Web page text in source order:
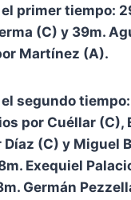
primer tiempo:
(C) y 39m.
Martínez (A).
segundo
por Cuéllar (C),
Díaz (C) y Miguel
Exequiel
Germán